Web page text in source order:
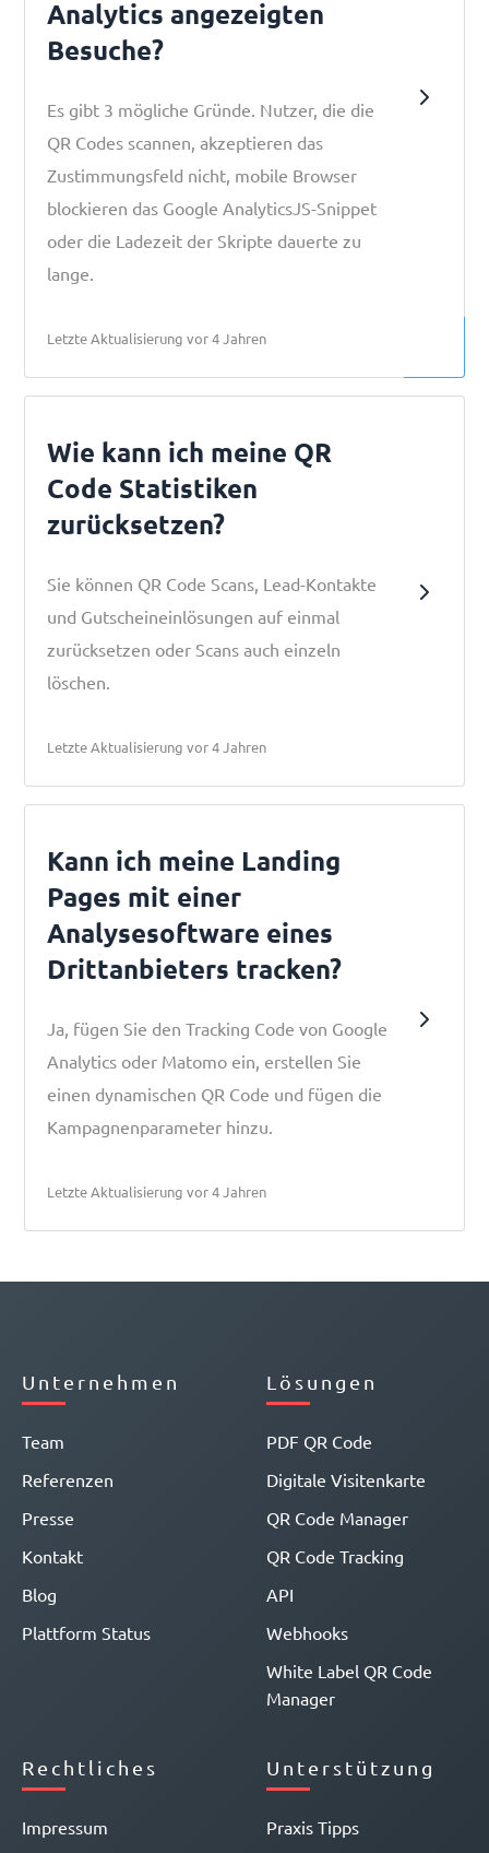
Analytics angezeigten
Besuche?
Es gibt 3 mögliche Gründe. Nutzer, die die
QR Codes scannen, akzeptieren das
Zustimmungsfeld nicht, mobile Browser
blockieren das Google AnalyticsJS-Snippet
oder die Ladezeit der Skripte dauerte zu
lange.
Letzte Aktualisierung vor 4 Jahren
Wie kann ich meine QR
Code Statistiken
zurücksetzen?
Sie können QR Code Scans, Lead-Kontakte
und Gutscheineinlösungen auf einmal
zurücksetzen oder Scans auch einzeln
löschen.
Letzte Aktualisierung vor 4 Jahren
Kann ich meine Landing
Pages mit einer
Analysesoftware eines
Drittanbieters tracken?
Ja, fügen Sie den Tracking Code von Google
Analytics oder Matomo ein, erstellen Sie
einen dynamischen QR Code und fügen die
Kampagnenparameter hinzu.
Letzte Aktualisierung vor 4 Jahren
Unternehmen
Team
Referenzen
Presse
Kontakt
Blog
Plattform Status
Lösungen
PDF QR Code
Digitale Visitenkarte
QR Code Manager
QR Code Tracking
API
Webhooks
White Label QR Code
Manager
Rechtliches
Impressum
Unterstützung
Praxis Tipps